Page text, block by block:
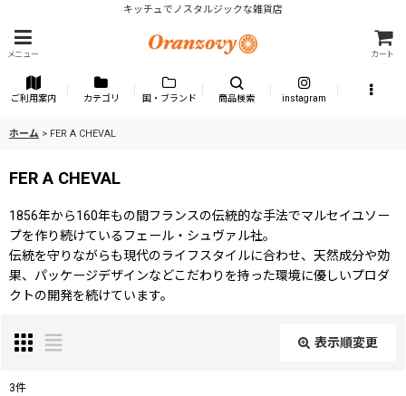
キッチュでノスタルジックな雑貨店
メニュー カート
ご利用案内 カテゴリ 国・ブランド 商品検索 instagram
ホーム > FER A CHEVAL
FER A CHEVAL
1856年から160年もの間フランスの伝統的な手法でマルセイユソー
プを作り続けているフェール・シュヴァル社。
伝統を守りながらも現代のライフスタイルに合わせ、天然成分や効
果、パッケージデザインなどこだわりを持った環境に優しいプロダ
クトの開発を続けています。
表示順変更
3件